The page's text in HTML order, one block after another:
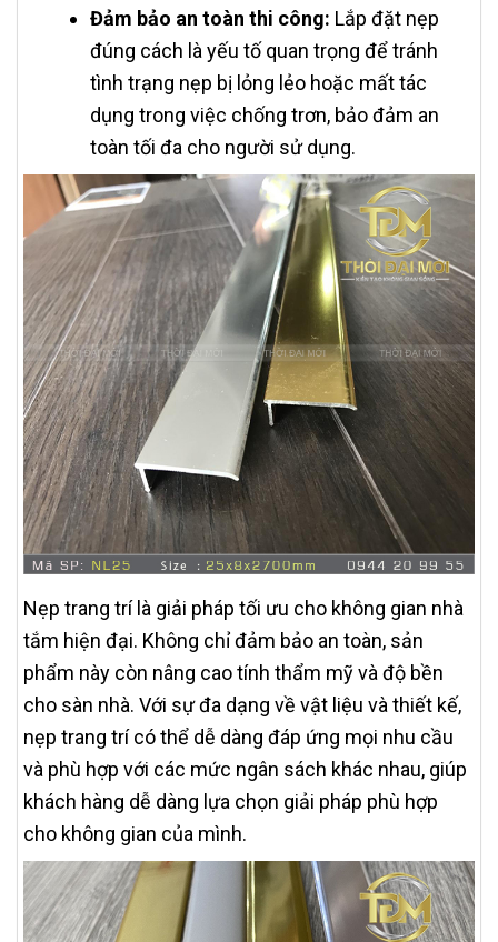
Đảm bảo an toàn thi công: Lắp đặt nẹp
đúng cách là yếu tố quan trọng để tránh
tình trạng nẹp bị lỏng lẻo hoặc mất tác
dụng trong việc chống trơn, bảo đảm an
toàn tối đa cho người sử dụng.
Nẹp trang trí là giải pháp tối ưu cho không gian nhà
tắm hiện đại. Không chỉ đảm bảo an toàn, sản
phẩm này còn nâng cao tính thẩm mỹ và độ bền
cho sàn nhà. Với sự đa dạng về vật liệu và thiết kế,
nẹp trang trí có thể dễ dàng đáp ứng mọi nhu cầu
và phù hợp với các mức ngân sách khác nhau, giúp
khách hàng dễ dàng lựa chọn giải pháp phù hợp
cho không gian của mình.